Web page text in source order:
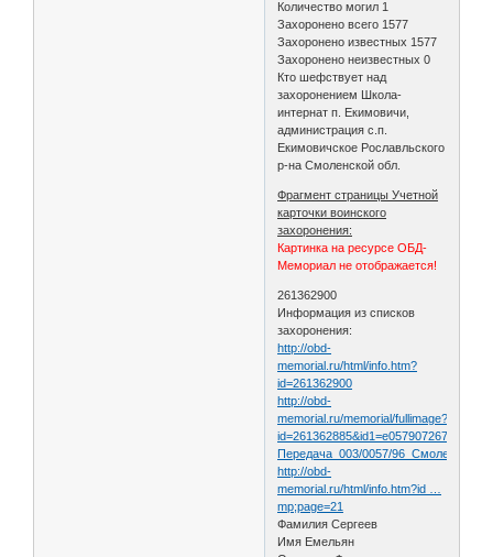
Количество могил 1
Захоронено всего 1577
Захоронено известных 1577
Захоронено неизвестных 0
Кто шефствует над
захоронением Школа-
интернат п. Екимовичи,
администрация с.п.
Екимовичское Рославльского
р-на Смоленской обл.
Фрагмент страницы Учетной
карточки воинского
захоронения:
Картинка на ресурсе ОБД-
Мемориал не отображается!
261362900
Информация из списков
захоронения:
http://obd-
memorial.ru/html/info.htm?
id=261362900
http://obd-
memorial.ru/memorial/fullimage?
Передача_003/0057/
http://obd-
memorial.ru/html/info.htm?id …
mp;page=21
Фамилия Сергеев
Имя Емельян